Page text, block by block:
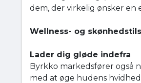
dem, der virkelig ønsker en
Wellness- og
Lader dig gløde indefra
Byrkko markedsfører også
med at øge hudens